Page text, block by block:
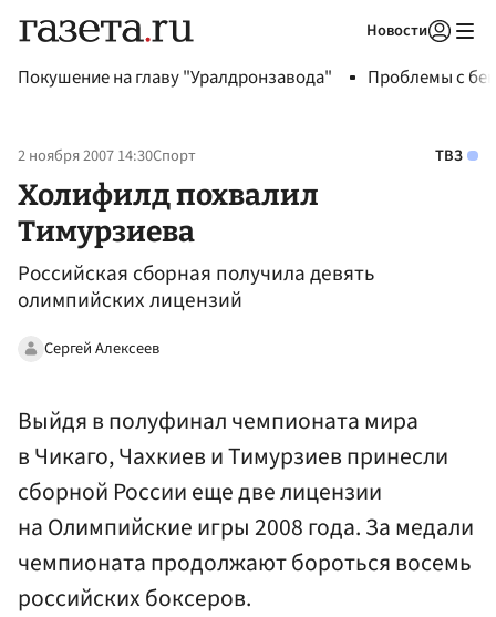
Новости
Покушение на главу "Уралдронзавода" Проблемы с
2 ноября 2007 14:30Спорт ТВЗ
Холифилд похвалил
Тимурзиева
Российская сборная получила девять
олимпийских лицензий
Сергей Алексеев
Выйдя в полуфинал чемпионата мира
в Чикаго, Чахкиев и Тимурзиев принесли
сборной России еще две лицензии
на Олимпийские игры 2008 года. За медали
чемпионата продолжают бороться восемь
российских боксеров.